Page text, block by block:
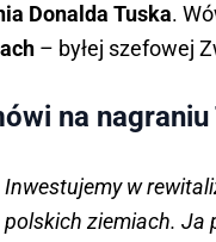
Donalda Tuska.
– byłej szefowej
na nagraniu
Inwestujemy w
polskich ziemiach. Ja